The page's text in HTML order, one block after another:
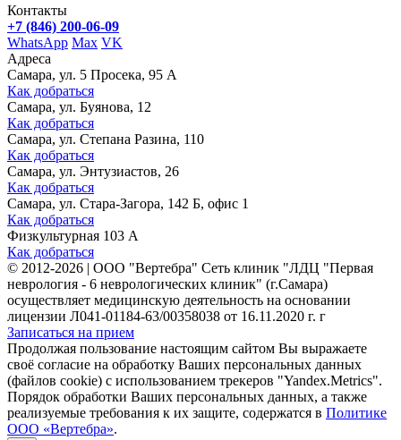
Контакты
+7 (846) 200-06-09
WhatsApp Max VK
Адреса
Самара, ул. 5 Просека, 95 А
Как добраться
Самара, ул. Буянова, 12
Как добраться
Самара, ул. Степана Разина, 110
Как добраться
Самара, ул. Энтузиастов, 26
Как добраться
Самара, ул. Стара-Загора, 142 Б, офис 1
Как добраться
Физкультурная 103 А
Как добраться
© 2012-2026 | ООО "Вертебра" Сеть клиник "ЛДЦ "Первая
неврология - 6 неврологических клиник" (г.Самара)
осуществляет медицинскую деятельность на основании
лицензии Л041-01184-63/00358038 от 16.11.2020 г. г
Записаться на прием
Продолжая пользование настоящим сайтом Вы выражаете
своё согласие на обработку Ваших персональных данных
(файлов cookie) с использованием трекеров "Yandex.Metrics".
Порядок обработки Ваших персональных данных, а также
реализуемые требования к их защите, содержатся в Политике
ООО «Вертебра».